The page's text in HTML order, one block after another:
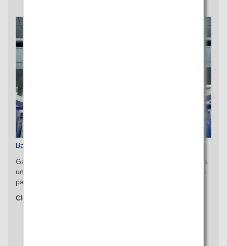
Bagages supplémentaires prépayés
Gagnez du temps et profitez davantage du moment grâce à
un enregistrement smart. Partez tranquille en n'ayant rien à
payer à l'aéroport le jour du départ.
Classes concernées